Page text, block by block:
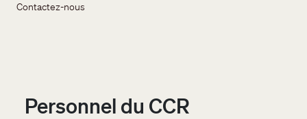
Personnel du CCR
Contactez-nous